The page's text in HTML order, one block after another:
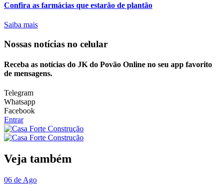
Confira as farmácias que estarão de plantão
Saiba mais
Nossas notícias no celular
Receba as notícias do JK do Povão Online no seu app favorito
de mensagens.
Telegram
Whatsapp
Facebook
Entrar
Veja também
06 de Ago